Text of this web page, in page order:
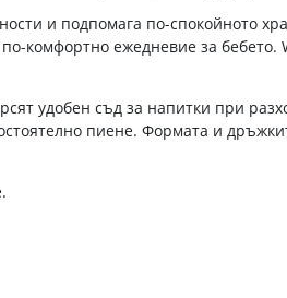
и подпомага по-спокойното
комфортно ежедневие за
удобен съд за напитки при
пиене. Формата и